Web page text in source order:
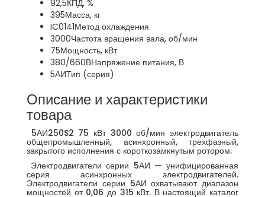
92,5КПД, %
395Масса, кг
IC0141Метод охлаждения
3000Частота вращения вала, об/мин
75Мощность, кВт
380/660ВНапряжение питания, В
5АИТип (серия)
Описание и характеристики
товара
5АИ250S2 75 кВт 3000 об/мин электродвигатель
общепромышленный, асинхронный, трехфазный,
закрытого исполнения с короткозамкнутым ротором.
Электродвигатели серии 5АИ — унифицированная
серия асинхронных электродвигателей.
Электродвигатели серии 5АИ охватывают диапазон
мощностей от 0,06 до 315 кВт. В настоящий каталог